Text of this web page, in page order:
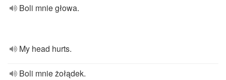
Boli mnie głowa.
My head hurts.
Boli mnie żołądek.